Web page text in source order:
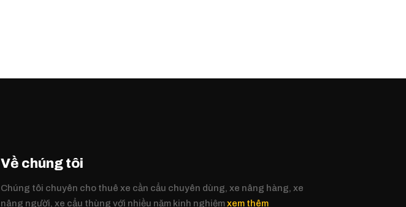
Về chúng tôi
Chúng tôi chuyên cho thuê xe cần cẩu chuyên dùng, xe nâng hàng, xe
nâng người, xe cẩu thùng với nhiều năm kinh nghiệmxem thêm